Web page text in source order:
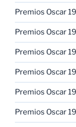
Premios Oscar
Premios Oscar
Premios Oscar
Premios Oscar
Premios Oscar
Premios Oscar